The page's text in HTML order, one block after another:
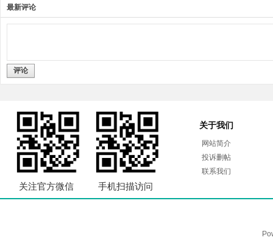
最新评论
评论
关注官方微信 手机扫描访问
关于我们
网站简介
投诉删帖
联系我们